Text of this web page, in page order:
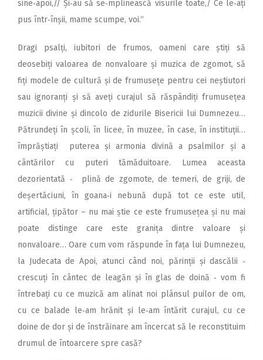
sine‑apoi,// Și‑au să se‑mplinească visurile toate,/ Ce le‑ați
pus într‑înșii, mame scumpe, voi.“
Dragi psalți, iubitori de frumos, oameni care știți să
deosebiți valoarea de nonvaloare și muzica de zgomot, să
fiți modele de cultură și de frumusețe pentru cei neștiutori
sau ignoranți și să aveți curajul să răspândiți frumusețea
muzicii divine și dincolo de zidurile Bisericii lui Dumnezeu…
Pătrundeți în școli, în licee, în muzee, în case, în instituții…
împrăștiați puterea și armonia divină a psalmilor și a
cântărilor cu puteri tămăduitoare. Lumea aceasta
dezorientată ‑ plină de zgomote, de temeri, de griji, de
deșertăciuni, în goana‑i nebună după tot ce este util,
artificial, țipător – nu mai știe ce este frumusețea și nu mai
poate distinge care este granița dintre valoare și
nonvaloare… Oare cum vom răspunde în fața lui Dumnezeu,
la Judecata de Apoi, atunci când noi, părinții și dascălii ‑
crescuți în cântec de leagăn și în glas de doină ‑ vom fi
întrebați cu ce muzică am alinat noi plânsul puilor de om,
cu ce balade le‑am hrănit și le‑am întărit curajul, cu ce
doine de dor și de înstrăinare am încercat să le reconstituim
drumul de întoarcere spre casă?